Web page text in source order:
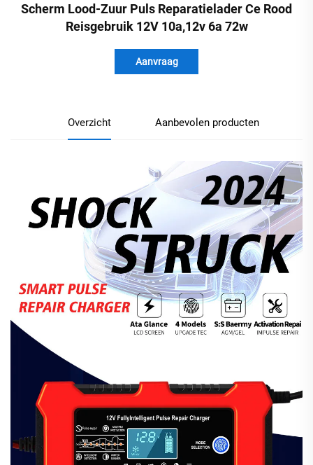
Scherm Lood-Zuur Puls Reparatielader Ce Rood
Reisgebruik 12V 10a,12v 6a 72w
Aanvraag
Overzicht Aanbevolen producten